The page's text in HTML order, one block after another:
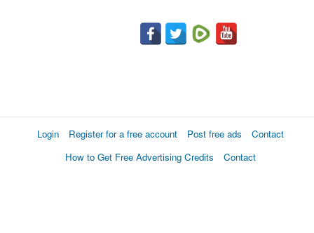
Login Register for a free account Post free ads
Contact
How to Get Free Advertising Credits
Contact